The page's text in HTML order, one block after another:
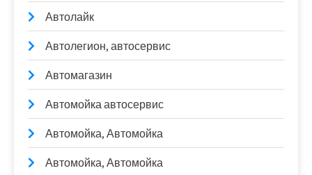
Автолайк
Автолегион, автосервис
Автомагазин
Автомойка автосервис
Автомойка, Автомойка
Автомойка, Автомойка